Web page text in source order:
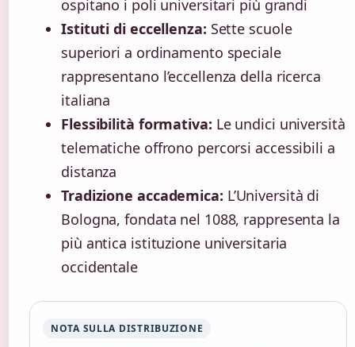
ospitano i poli universitari più grandi
Istituti di eccellenza: Sette scuole
superiori a ordinamento speciale
rappresentano l’eccellenza della ricerca
italiana
Flessibilità formativa: Le undici università
telematiche offrono percorsi accessibili a
distanza
Tradizione accademica: L’Università di
Bologna, fondata nel 1088, rappresenta la
più antica istituzione universitaria
occidentale
NOTA SULLA DISTRIBUZIONE